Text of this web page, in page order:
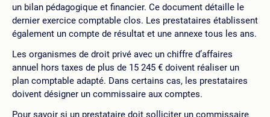
un bilan pédagogique et financier. Ce document détaille le
dernier exercice comptable clos. Les prestataires établissent
également un compte de résultat et une annexe tous les ans.
Les organismes de droit privé avec un chiffre d’affaires
annuel hors taxes de plus de 15 245 € doivent réaliser un
plan comptable adapté. Dans certains cas, les prestataires
doivent désigner un commissaire aux comptes.
Pour savoir si un prestataire doit solliciter un commissaire